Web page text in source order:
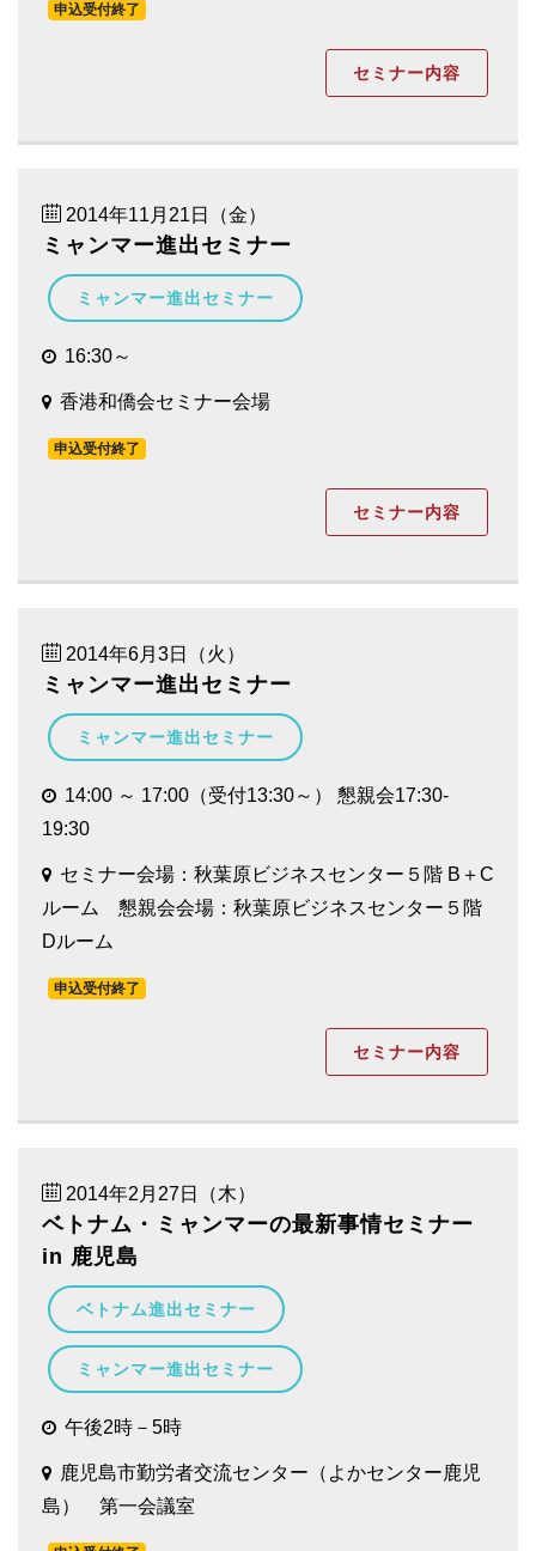
申込受付終了
セミナー内容
2014年11月21日（金）
ミャンマー進出セミナー
ミャンマー進出セミナー
16:30～
香港和僑会セミナー会場
申込受付終了
セミナー内容
2014年6月3日（火）
ミャンマー進出セミナー
ミャンマー進出セミナー
14:00 ～ 17:00（受付13:30～） 懇親会17:30-
19:30
セミナー会場：秋葉原ビジネスセンター５階 B＋C
ルーム 懇親会会場：秋葉原ビジネスセンター５階
Dルーム
申込受付終了
セミナー内容
2014年2月27日（木）
ベトナム・ミャンマーの最新事情セミナー
in 鹿児島
ベトナム進出セミナー
ミャンマー進出セミナー
午後2時－5時
鹿児島市勤労者交流センター（よかセンター鹿児
島） 第一会議室